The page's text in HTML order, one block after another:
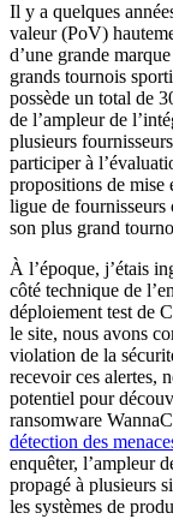
Il y a quelques
valeur (PoV)
d’une grande
grands tournois
possède un total de
de l’ampleur de
plusieurs
participer à
propositions de mise
ligue de fournisseurs
son plus grand
À l’époque, j’étais
côté technique de
déploiement test de
le site, nous avons
violation de la
recevoir ces alertes,
potentiel pour
ransomware
détection des
enquêter, l’ampleur
propagé à plusieurs
les systèmes de